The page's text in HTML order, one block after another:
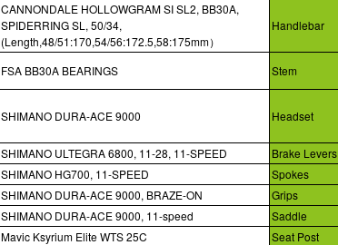
CANNONDALE HOLLOWGRAM SI SL2, BB30A,
SPIDERRING SL, 50/34,
(Length,48/51:170,54/56:172.5,58:175mm）
Handlebar
FSA BB30A BEARINGS Stem
SHIMANO DURA-ACE 9000 Headset
SHIMANO ULTEGRA 6800, 11-28, 11-SPEED Brake Levers
SHIMANO HG700, 11-SPEED Spokes
SHIMANO DURA-ACE 9000, BRAZE-ON Grips
SHIMANO DURA-ACE 9000, 11-speed Saddle
Mavic Ksyrium Elite WTS 25C Seat Post